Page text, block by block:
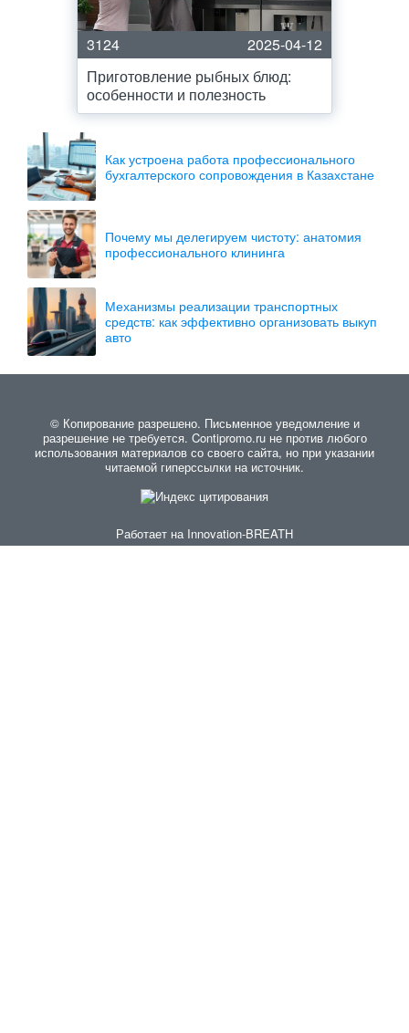
3124
2025-04-12
Приготовление рыбных блюд:
особенности и полезность
Как устроена работа профессионального
бухгалтерского сопровождения в Казахстане
Почему мы делегируем чистоту: анатомия
профессионального клининга
Механизмы реализации транспортных
средств: как эффективно организовать выкуп
авто
© Копирование разрешено. Письменное уведомление и
разрешение не требуется. Contipromo.ru не против любого
использования материалов со своего сайта, но при указании
читаемой гиперссылки на источник.
Работает на Innovation-BREATH